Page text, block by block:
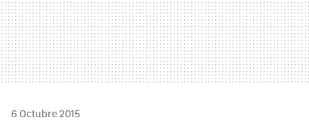
6 Octubre 2015